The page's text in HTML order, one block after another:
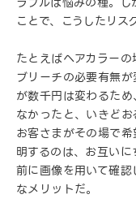
ことで、こうしたリス
たとえばヘアカラー
ブリーチの必要有無
が数千円は変わるた
なかったと、いきどお
お客さまがその場で
明するのは、お互い
前に画像を用いて確
なメリットだ。